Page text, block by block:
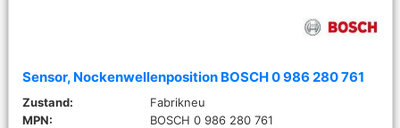
Sensor, Nockenwellenposition BOSCH 0 986 280 761
Zustand:
Fabrikneu
MPN:
BOSCH 0 986 280 761